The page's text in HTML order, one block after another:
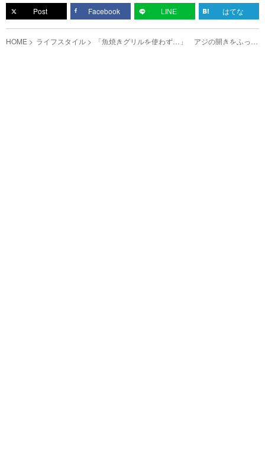
Post Facebook LINE はてな
HOME ライフスタイル 「魚焼きグリルを使わず…」 アジの開きをふっく
ら仕上げるには、アレを入れて？